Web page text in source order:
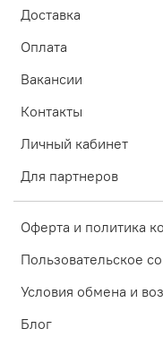
Доставка
Оплата
Вакансии
Контакты
Личный кабинет
Для партнеров
Оферта и политика
Пользовательское
Условия обмена и
Блог